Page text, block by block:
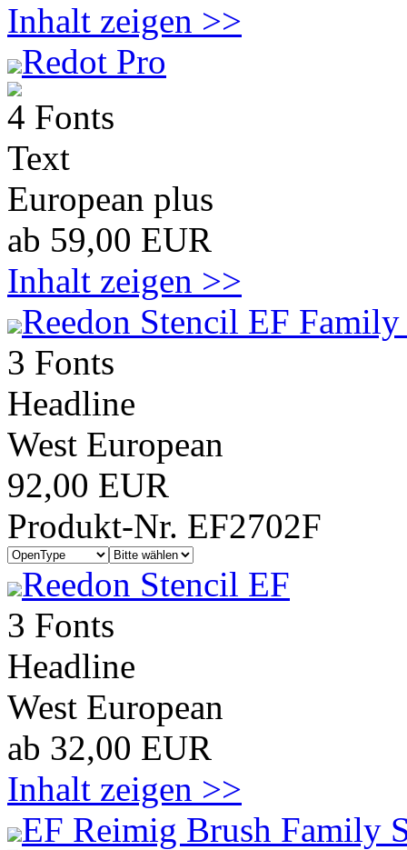
Inhalt zeigen >>
Redot Pro
4 Fonts
Text
European plus
ab 59,00 EUR
Inhalt zeigen >>
Reedon Stencil EF Family
3 Fonts
Headline
West European
92,00 EUR
Produkt-Nr. EF2702F
Reedon Stencil EF
3 Fonts
Headline
West European
ab 32,00 EUR
Inhalt zeigen >>
EF Reimig Brush Family